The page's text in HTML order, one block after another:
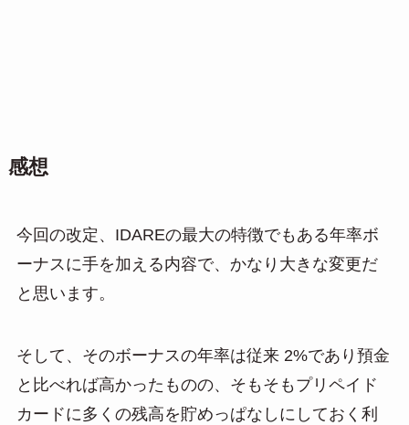
感想
今回の改定、IDAREの最大の特徴でもある年率ボ
ーナスに手を加える内容で、かなり大きな変更だ
と思います。
そして、そのボーナスの年率は従来 2%であり預金
と比べれば高かったものの、そもそもプリペイド
カードに多くの残高を貯めっぱなしにしておく利